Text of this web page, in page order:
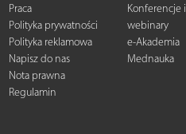
Praca
Polityka prywatności
Polityka reklamowa
Napisz do nas
Nota prawna
Regulamin
Konferencje i
webinary
e-Akademia
Mednauka